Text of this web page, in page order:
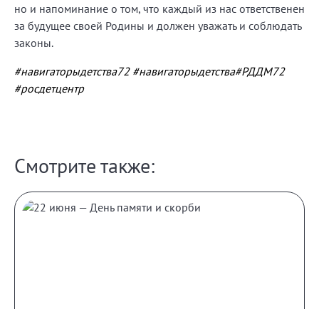
но и напоминание о том, что каждый из нас ответственен
за будущее своей Родины и должен уважать и соблюдать
законы.
#навигаторыдетства72 #навигаторыдетства#РДДМ72
#росдетцентр
Смотрите также: